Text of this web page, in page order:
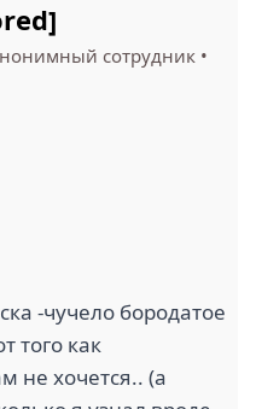
сотрудник •
-чучело бородатое
того как
не хочется.. (а